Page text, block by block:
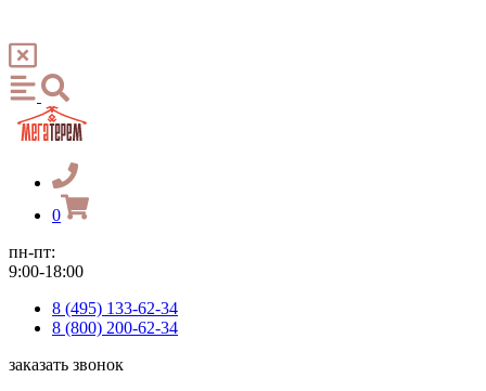
0
пн-пт:
9:00-18:00
8 (495) 133-62-34
8 (800) 200-62-34
заказать звонок